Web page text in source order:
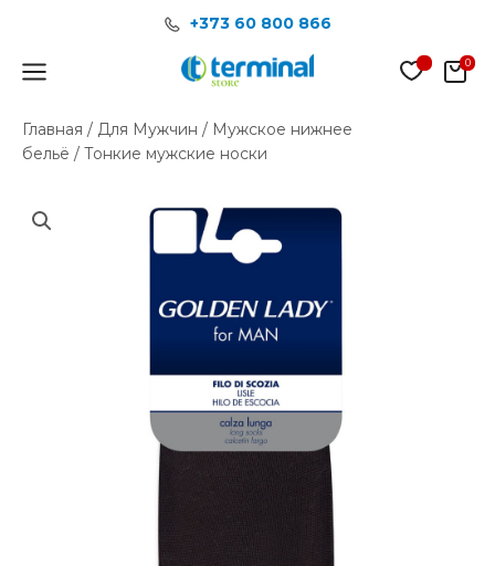
содержимому
+373 60 800 866
Main
Главная / Для Мужчин / Мужское нижнее
бельё / Тонкие мужские носки
Тонкие